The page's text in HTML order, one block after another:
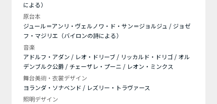
による）
原台本
ジュール＝アンリ・ヴェルノワ・ド・サン＝ジョルジュ / ジョゼ
フ・マジリエ（バイロンの詩による）
音楽
アドルフ・アダン / レオ・ドリーブ / リッカルド・ドリゴ / オル
デンブルク公爵 / チェーザレ・プーニ / レオン・ミンクス
舞台美術・衣裳デザイン
ヨランダ・ソナベンド / レズリー・トラヴァース
照明デザイン